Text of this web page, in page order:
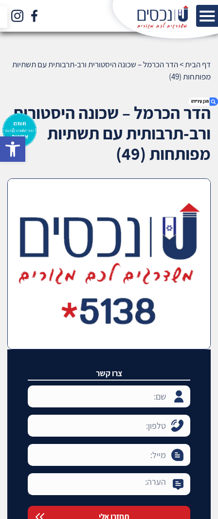
1. הדר הכרמל – שכונה היסטורית ורב-תרבותית עם
תשתיות מפותחות (49)
3. שאלתם ? ענינו !
דף הבית>הדר הכרמל – שכונה היסטורית ורב-תרבותית עם תשתיות
מפותחות (49)
הדר הכרמל – שכונה היסטורית
ורב-תרבותית עם תשתיות
מפותחות (49)
צרו קשר